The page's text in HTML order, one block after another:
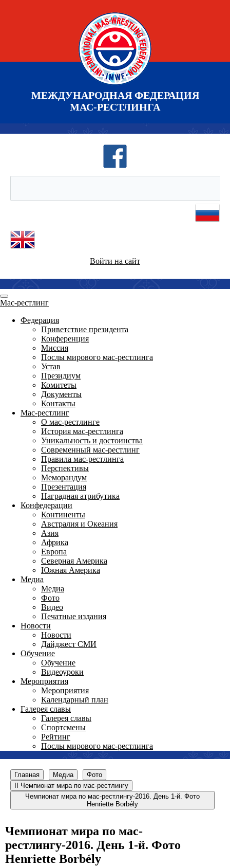
МЕЖДУНАРОДНАЯ ФЕДЕРАЦИЯ
МАС-РЕСТЛИНГА
Войти на сайт
Мас-рестлинг
Федерация
Приветствие президента
Конференция
Миссия
Послы мирового мас-рестлинга
Устав
Президиум
Комитеты
Документы
Контакты
Мас-рестлинг
О мас-рестлинге
История мас-рестлинга
Уникальность и достоинства
Современный мас-рестлинг
Правила мас-рестлинга
Перспективы
Меморандум
Презентация
Наградная атрибутика
Конфедерации
Континенты
Австралия и Океания
Азия
Африка
Европа
Северная Америка
Южная Америка
Медиа
Медиа
Фото
Видео
Печатные издания
Новости
Новости
Дайджест СМИ
Обучение
Обучение
Видеоуроки
Мероприятия
Мероприятия
Календарный план
Галерея славы
Галерея славы
Спортсмены
Рейтинг
Послы мирового мас-рестлинга
Главная Медиа
Фото
II Чемпионат мира по мас-рестлингу
Чемпионат мира по мас-рестлингу-2016. День 1-й. Фото
Henriette Borbély
Чемпионат мира по мас-
рестлингу-2016. День 1-й. Фото
Henriette Borbély